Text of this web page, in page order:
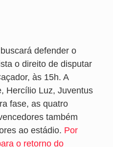
defender o
o direito de disputar
às 15h. A
Hercílio Luz, Juventus
fase, as quatro
também
ao estádio. Por
o retorno do